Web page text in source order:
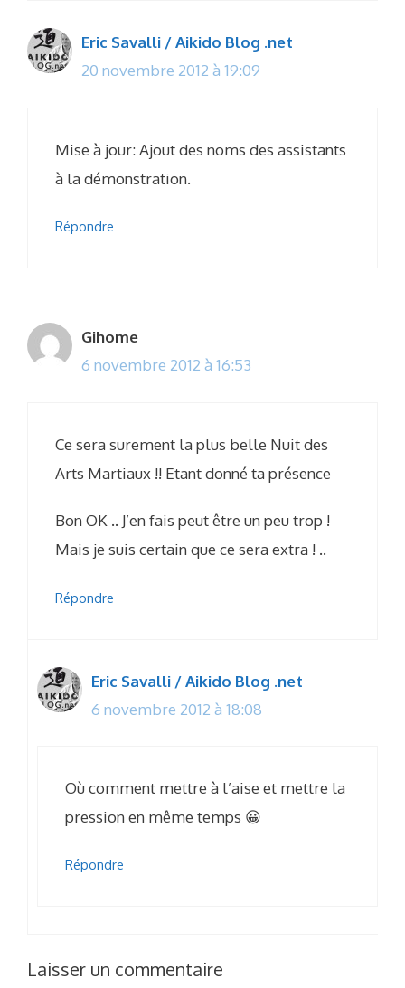
Eric Savalli / Aikido Blog .net
20 novembre 2012 à 19:09
Mise à jour: Ajout des noms des assistants
à la démonstration.
Répondre
Gihome
6 novembre 2012 à 16:53
Ce sera surement la plus belle Nuit des
Arts Martiaux !! Etant donné ta présence
Bon OK .. J’en fais peut être un peu trop !
Mais je suis certain que ce sera extra ! ..
Répondre
Eric Savalli / Aikido Blog .net
6 novembre 2012 à 18:08
Où comment mettre à l’aise et mettre la
pression en même temps 😀
Répondre
Laisser un commentaire